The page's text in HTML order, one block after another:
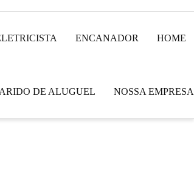
ENCANADOR HOME
DE ALUGUEL NOSSA EMPRESA